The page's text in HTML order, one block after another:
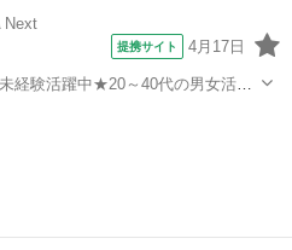
Next
提携サイト 4月17日
経験活躍中★20～40代の男女活躍